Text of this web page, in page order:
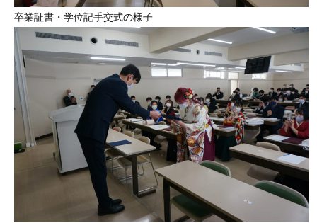
卒業証書・学位記手交式の様子